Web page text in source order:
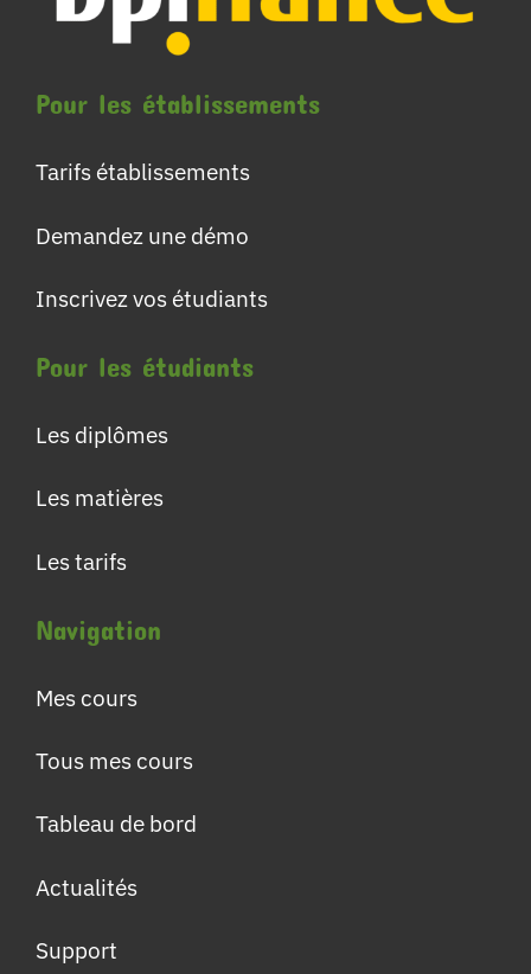
Pour les établissements
Tarifs établissements
Demandez une démo
Inscrivez vos étudiants
Pour les étudiants
Les diplômes
Les matières
Les tarifs
Navigation
Mes cours
Tous mes cours
Tableau de bord
Actualités
Support